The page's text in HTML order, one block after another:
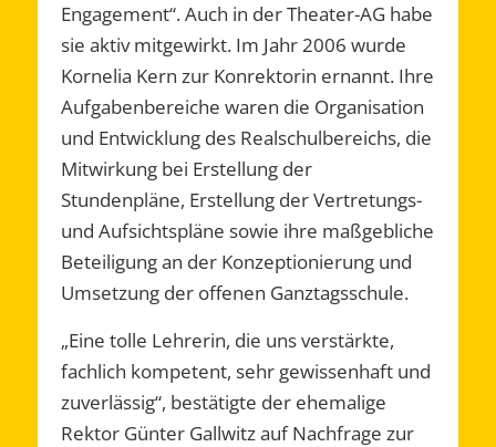
Engagement“. Auch in der Theater-AG habe
sie aktiv mitgewirkt. Im Jahr 2006 wurde
Kornelia Kern zur Konrektorin ernannt. Ihre
Aufgabenbereiche waren die Organisation
und Entwicklung des Realschulbereichs, die
Mitwirkung bei Erstellung der
Stundenpläne, Erstellung der Vertretungs-
und Aufsichtspläne sowie ihre maßgebliche
Beteiligung an der Konzeptionierung und
Umsetzung der offenen Ganztagsschule.
„Eine tolle Lehrerin, die uns verstärkte,
fachlich kompetent, sehr gewissenhaft und
zuverlässig“, bestätigte der ehemalige
Rektor Günter Gallwitz auf Nachfrage zur